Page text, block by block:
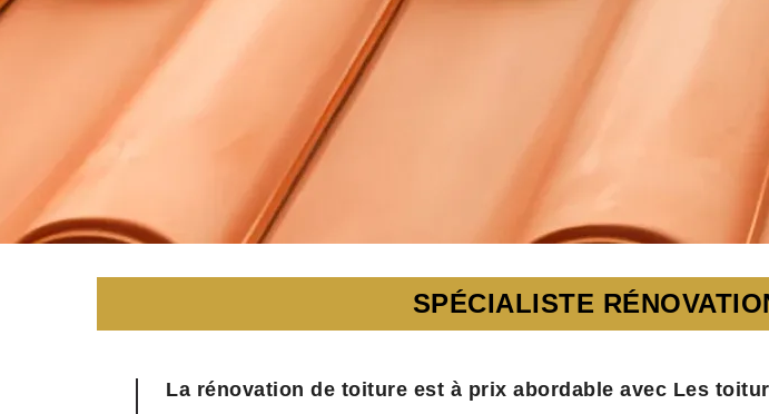
SPÉCIALISTE
La rénovation de toiture est à prix abordable avec Les